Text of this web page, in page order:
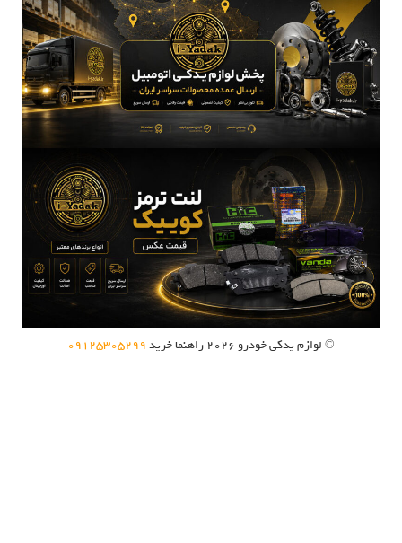
© لوازم یدکی خودرو 2026 راهنما خرید09125305299